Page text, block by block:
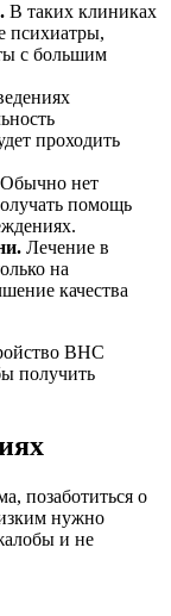
В таких клиниках
психиатры,
с большим
проходить
Обычно нет
помощь
Лечение в
на
качества
ВНС
получить
позаботиться о
нужно
и не